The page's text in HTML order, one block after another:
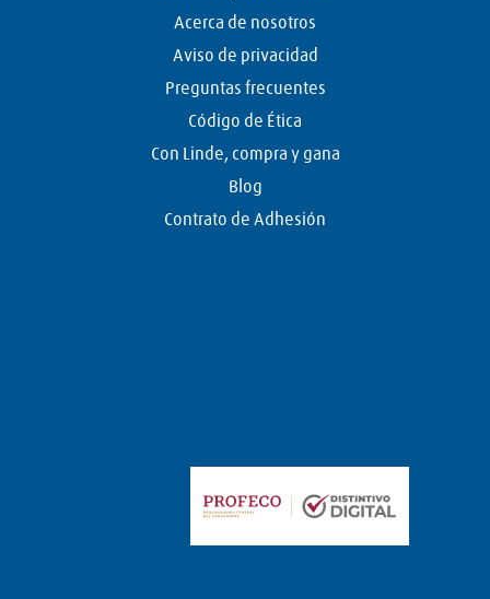
Acerca de nosotros
Aviso de privacidad
Preguntas frecuentes
Código de Ética
Con Linde, compra y gana
Blog
Contrato de Adhesión